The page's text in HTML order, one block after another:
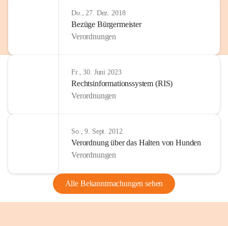
Do., 27. Dez. 2018
Bezüge Bürgermeister
Verordnungen
Fr., 30. Juni 2023
Rechtsinformationssystem (RIS)
Verordnungen
So., 9. Sept. 2012
Verordnung über das Halten von Hunden
Verordnungen
Alle Bekanntmachungen sehen